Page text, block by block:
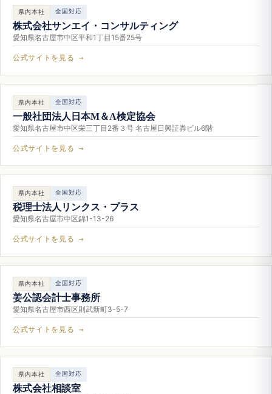
県内本社 全国対応
株式会社サンエイ・コンサルティング
愛知県名古屋市中区平和1丁目15番25号
公式サイトを見る →
県内本社 全国対応
一般社団法人日本M＆A検定協会
愛知県名古屋市中区栄三丁目2番３号 名古屋日興証券ビル6階
公式サイトを見る →
県内本社 全国対応
税理士法人リンクス・プラス
愛知県名古屋市中区錦1-13-26
公式サイトを見る →
県内本社 全国対応
姜公認会計士事務所
愛知県名古屋市西区則武新町3-5-7
公式サイトを見る →
県内本社 全国対応
株式会社相談室